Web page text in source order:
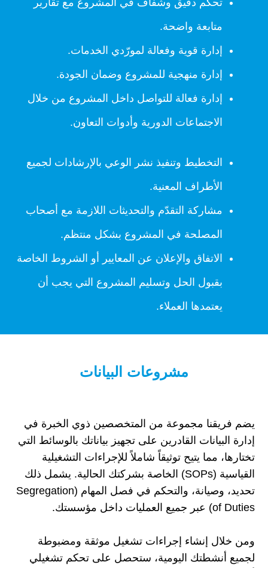
تحكم دقيق وشفاف في المشروع مع تقارير
متابعة واضحة.
إدارة قوية وفعالة لمورّدي الخدمات.
إدارة منهجية للمشروع وضمان الجودة.
إدارة فعالة للتواصل داخل المشروع من خلال
الاجتماعات الدورية وأدوات التعاون.
التخطيط وتنفيذ نشر الوعي بالإرشادات لجميع
الأطراف المعنية.
مشاركة التقدّم والتحديثات اللازمة مع أصحاب
المصلحة في المشروع بشكل منتظم.
الاتفاق والإعلان عن المعايير أو الشروط الخاصة
بقبول الحل وتسليم المشروع التي يجب أن
يعتمدها العملاء.
مشروعات البيانات
يضم فريقنا مجموعة من المتخصصين ذوي الخبرة في
إدارة البيانات القادرين على تجهيز بياناتك بالوسائط التي
تختارها، مما يتيح توثيقاً شاملاً للإجراءات التشغيلية
القياسية (SOPs) الخاصة بشركتك الحالية. يشمل ذلك
تحديد، وصيانة، والتحكم في فصل المهام (Segregation
of Duties) عبر جميع العمليات داخل مؤسستك.
ومن خلال إنشاء إجراءات تشغيل موثقة ومضبوطة
لجميع أنشطتك اليومية، ستحصل على تحكم تشغيلي